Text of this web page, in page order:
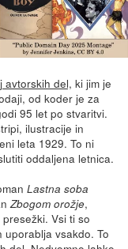
avtorskih del, ki jim je
od koder je za
95 let po stvaritvi.
ilustracije in
leta 1929. To ni
oddaljena letnica.
Lastna soba
Zbogom orožje,
Vsi ti so
vsakdo. To